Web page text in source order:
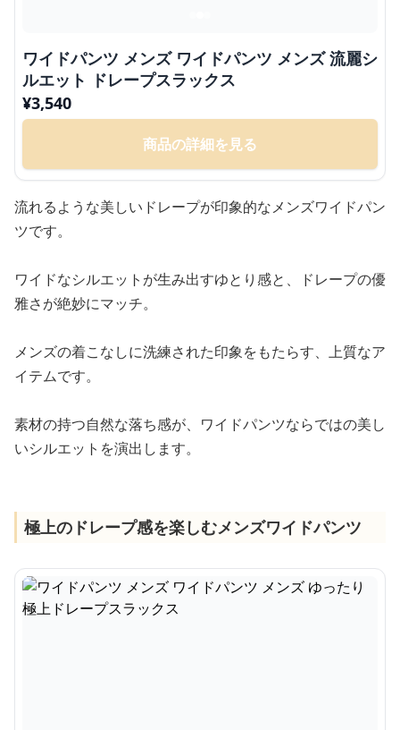
ワイドパンツ メンズ ワイドパンツ メンズ 流麗シ
ルエット ドレープスラックス
¥3,540
商品の詳細を見る
流れるような美しいドレープが印象的なメンズワイドパン
ツです。
ワイドなシルエットが生み出すゆとり感と、ドレープの優
雅さが絶妙にマッチ。
メンズの着こなしに洗練された印象をもたらす、上質なア
イテムです。
素材の持つ自然な落ち感が、ワイドパンツならではの美し
いシルエットを演出します。
極上のドレープ感を楽しむメンズワイドパンツ